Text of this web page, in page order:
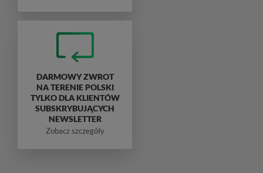
DARMOWY ZWROT
NA TERENIE POLSKI
TYLKO DLA KLIENTÓW
SUBSKRYBUJĄCYCH
NEWSLETTER
Zobacz szczegóły